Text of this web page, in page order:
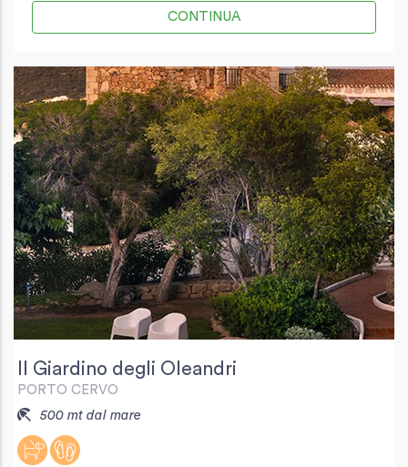
CONTINUA
Il Giardino degli Oleandri
PORTO CERVO
500 mt dal mare